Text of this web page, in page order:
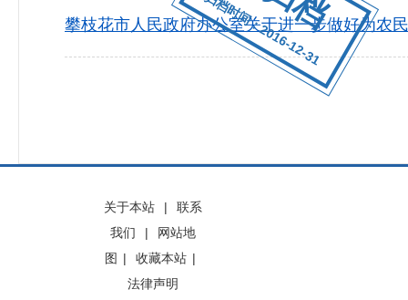
归档时间：2016-12-31
攀枝花市人民政府办公室关于进一步做好为农
关于本站 |
联系
我们
|
网站地
图 | 收藏本站 |
法律声明